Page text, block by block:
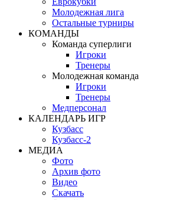
Молодежная лига
Остальные турниры
КОМАНДЫ
Команда суперлиги
Игроки
Тренеры
Молодежная команда
Игроки
Тренеры
Медперсонал
КАЛЕНДАРЬ ИГР
Кузбасс
Кузбасс-2
МЕДИА
Фото
Архив фото
Видео
Скачать